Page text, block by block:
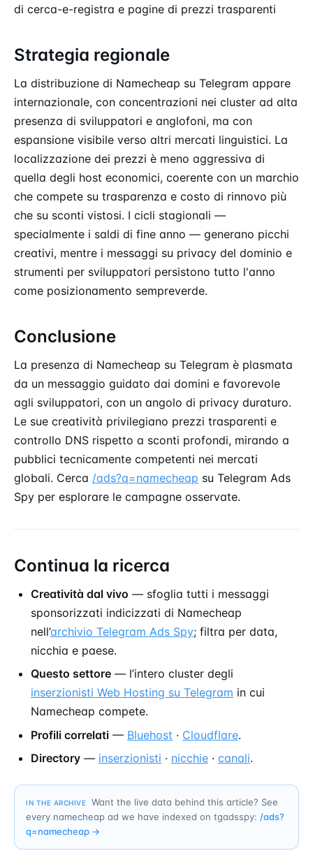
di cerca-e-registra e pagine di prezzi trasparenti
Strategia regionale
La distribuzione di Namecheap su Telegram appare
internazionale, con concentrazioni nei cluster ad alta
presenza di sviluppatori e anglofoni, ma con
espansione visibile verso altri mercati linguistici. La
localizzazione dei prezzi è meno aggressiva di
quella degli host economici, coerente con un marchio
che compete su trasparenza e costo di rinnovo più
che su sconti vistosi. I cicli stagionali —
specialmente i saldi di fine anno — generano picchi
creativi, mentre i messaggi su privacy del dominio e
strumenti per sviluppatori persistono tutto l'anno
come posizionamento sempreverde.
Conclusione
La presenza di Namecheap su Telegram è plasmata
da un messaggio guidato dai domini e favorevole
agli sviluppatori, con un angolo di privacy duraturo.
Le sue creatività privilegiano prezzi trasparenti e
controllo DNS rispetto a sconti profondi, mirando a
pubblici tecnicamente competenti nei mercati
globali. Cerca /ads?q=namecheap su Telegram Ads
Spy per esplorare le campagne osservate.
Continua la ricerca
Creatività dal vivo — sfoglia tutti i messaggi
sponsorizzati indicizzati di Namecheap
nell’archivio Telegram Ads Spy; filtra per data,
nicchia e paese.
Questo settore — l’intero cluster degli
inserzionisti Web Hosting su Telegram in cui
Namecheap compete.
Profili correlati — Bluehost · Cloudflare.
Directory — inserzionisti · nicchie · canali.
IN THE ARCHIVE
Want the live data behind this article? See
every namecheap ad we have indexed on tgadsspy: /ads?
q=namecheap →